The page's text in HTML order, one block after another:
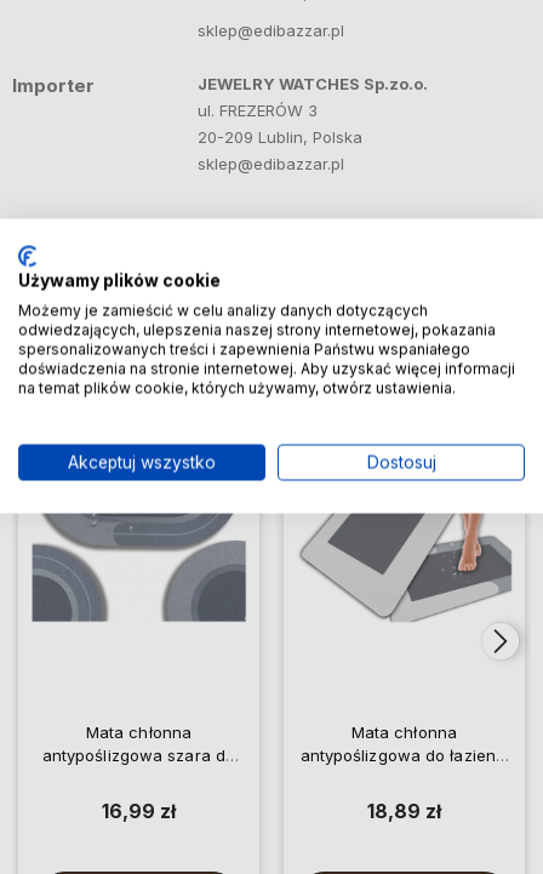
sklep@edibazzar.pl
Importer
JEWELRY WATCHES Sp.zo.o.
ul. FREZERÓW 3
20-209 Lublin, Polska
sklep@edibazzar.pl
Produkty powiązane
Mata chłonna
antypoślizgowa szara do
16,99 zł
Do ulubionych
Mata chłonna
antypoślizgowa do łazienki
18,89 zł
Do
Używamy plików cookie
Możemy je zamieścić w celu analizy danych dotyczących
odwiedzających, ulepszenia naszej strony internetowej, pokazania
spersonalizowanych treści i zapewnienia Państwu wspaniałego
doświadczenia na stronie internetowej. Aby uzyskać więcej informacji
na temat plików cookie, których używamy, otwórz ustawienia.
Akceptuj wszystko Dostosuj